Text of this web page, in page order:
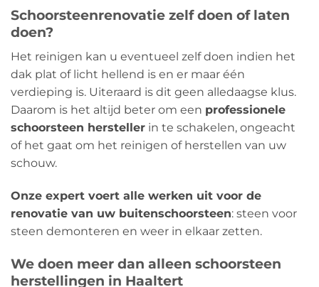
Schoorsteenrenovatie zelf doen of laten
doen?
Het reinigen kan u eventueel zelf doen indien het
dak plat of licht hellend is en er maar één
verdieping is. Uiteraard is dit geen alledaagse klus.
Daarom is het altijd beter om een ​​professionele
schoorsteen hersteller in te schakelen, ongeacht
of het gaat om het reinigen of herstellen van uw
schouw.
Onze expert voert alle werken uit voor de
renovatie van uw buitenschoorsteen: steen voor
steen demonteren en weer in elkaar zetten.
We doen meer dan alleen schoorsteen
herstellingen in Haaltert